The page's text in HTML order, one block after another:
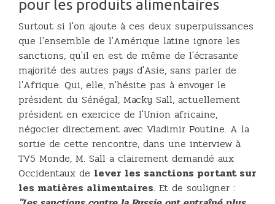
pour les produits alimentaires
Surtout si l'on ajoute à ces deux superpuissances
que l'ensemble de l'Amérique latine ignore les
sanctions, qu'il en est de même de l'écrasante
majorité des autres pays d'Asie, sans parler de
l'Afrique. Qui, elle, n'hésite pas à envoyer le
président du Sénégal, Macky Sall, actuellement
président en exercice de l'Union africaine,
négocier directement avec Vladimir Poutine. A la
sortie de cette rencontre, dans une interview à
TV5 Monde, M. Sall a clairement demandé aux
Occidentaux de lever les sanctions portant sur
les matières alimentaires. Et de souligner :